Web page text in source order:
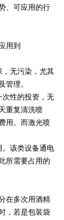
、可应用的行
用到
，无污染，尤其
管理。
次性的投资，无
重复清洗喷
用。而激光喷
。该类设备通电
所需要占用的
在多次用酒精
，若是包装袋